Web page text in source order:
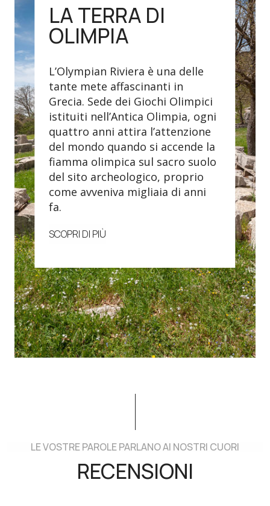
LA TERRA DI
OLIMPIA
L’Olympian Riviera è una delle
tante mete affascinanti in
Grecia. Sede dei Giochi Olimpici
istituiti nell’Antica Olimpia, ogni
quattro anni attira l’attenzione
del mondo quando si accende la
fiamma olimpica sul sacro suolo
del sito archeologico, proprio
come avveniva migliaia di anni
fa.
SCOPRI DI PIÙ
LE VOSTRE PAROLE PARLANO AI NOSTRI CUORI
RECENSIONI